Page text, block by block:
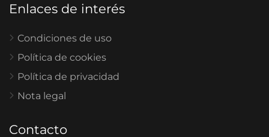
Enlaces de interés
Condiciones de uso
Política de cookies
Política de privacidad
Nota legal
Contacto